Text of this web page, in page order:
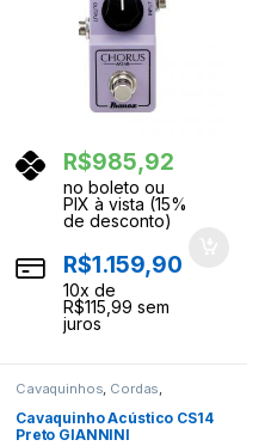
R$985,92
no boleto ou
PIX à vista (15%
de desconto)
R$1.159,90
10x de
R$115,99 sem
juros
Cavaquinhos, Cordas,
Cavaquinho Acústico CS14
Preto GIANNINI